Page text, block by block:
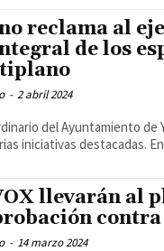
reclama al
de los
- 2 abril 2024
del Ayuntamiento de
iniciativas destacadas.
llevarán al
- 14 marzo 2024